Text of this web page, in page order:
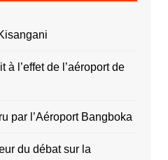
l’effet de l’aéroport de
par l’Aéroport Bangboka
du débat sur la